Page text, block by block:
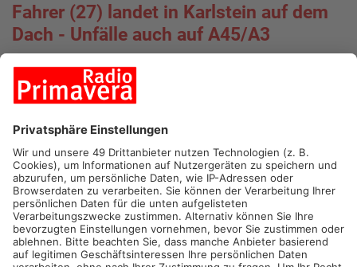
Fahrer (27) landet in Karlstein auf dem
Dach - Unfälle auch auf A45/A3
05.11.2022, 08:30 UHR